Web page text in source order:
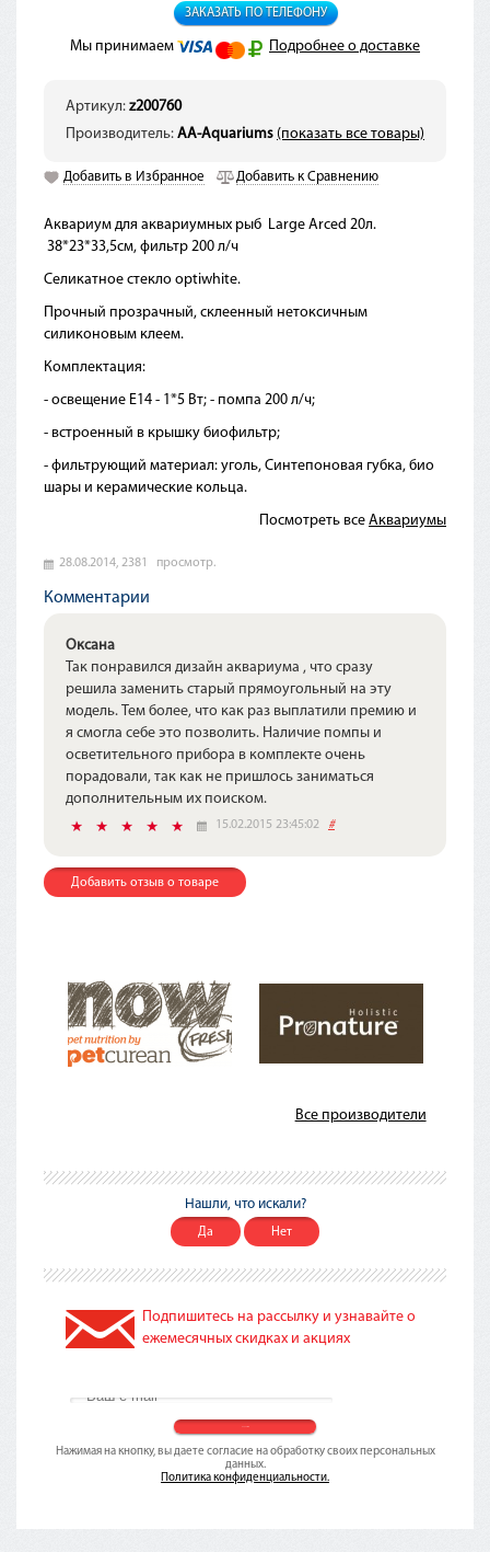
ЗАКАЗАТЬ ПО ТЕЛЕФОНУ
Мы принимаем Подробнее о доставке
Артикул: z200760
Производитель: AA-Aquariums (показать все товары)
Добавить в Избранное Добавить к Сравнению
Аквариум для аквариумных рыб Large Arced 20л.
38*23*33,5см, фильтр 200 л/ч
Селикатное стекло optiwhite.
Прочный прозрачный, склеенный нетоксичным
силиконовым клеем.
Комплектация:
- освещение E14 - 1*5 Вт; - помпа 200 л/ч;
- встроенный в крышку биофильтр;
- фильтрующий материал: уголь, Синтепоновая губка, био
шары и керамические кольца.
Посмотреть все Аквариумы
28.08.2014, 2381 просмотр.
Комментарии
Оксана
Так понравился дизайн аквариума , что сразу
решила заменить старый прямоугольный на эту
модель. Тем более, что как раз выплатили премию и
я смогла себе это позволить. Наличие помпы и
осветительного прибора в комплекте очень
порадовали, так как не пришлось заниматься
дополнительным их поиском.
15.02.2015 23:45:02 #
Добавить отзыв о товаре
Все производители
Нашли, что искали?
Да Нет
Подпишитесь на рассылку и узнавайте о
ежемесячных скидках и акциях
Нажимая на кнопку, вы даете согласие на обработку своих персональных
данных.
Политика конфиденциальности.